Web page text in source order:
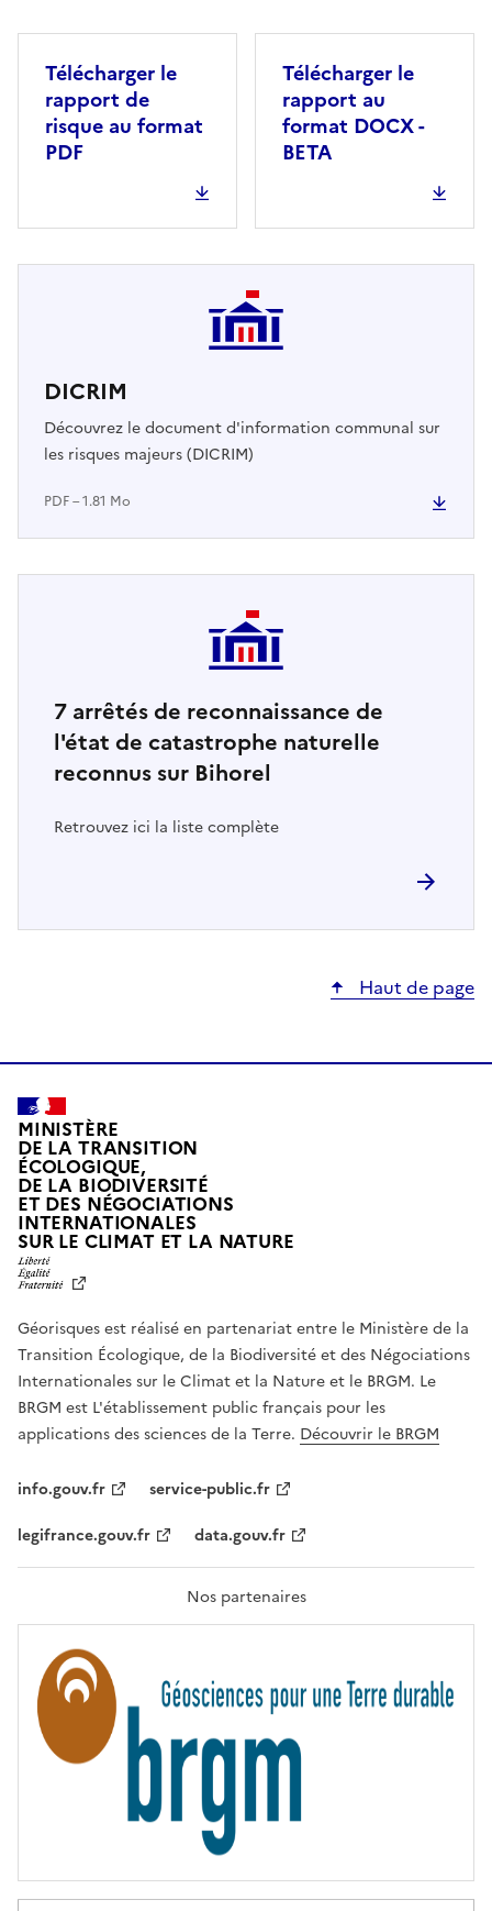
Télécharger le
rapport de
risque au format
PDF
Télécharger le
rapport au
format DOCX -
BETA
DICRIM
PDF – 1.81 Mo
Découvrez le document d'information communal sur
les risques majeurs (DICRIM)
7 arrêtés de reconnaissance de
l'état de catastrophe naturelle
reconnus sur Bihorel
Retrouvez ici la liste complète
Haut de page
MINISTÈRE
DE LA TRANSITION
ÉCOLOGIQUE,
DE LA BIODIVERSITÉ
ET DES NÉGOCIATIONS
INTERNATIONALES
SUR LE CLIMAT ET LA NATUREL
T
É
,
É
G
A
L
F
A
T
R
T
É
Géorisques est réalisé en partenariat entre le Ministère de la
Transition Écologique, de la Biodiversité et des Négociations
Internationales sur le Climat et la Nature et le BRGM. Le
BRGM est L'établissement public français pour les
applications des sciences de la Terre. Découvrir le BRGM
info.gouv.fr
service-public.fr
legifrance.gouv.fr
data.gouv.fr
Nos partenaires